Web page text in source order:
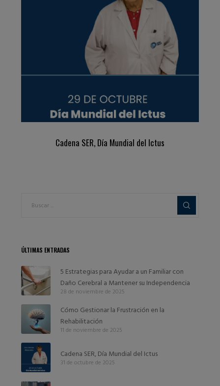
Cadena SER, Día Mundial del Ictus
ÚLTIMAS ENTRADAS
5 Estrategias para Ayudar a un Familiar con
Daño Cerebral a Mantener su Independencia
28 de noviembre de 2025
Cómo Gestionar la Frustración en la
Rehabilitación
11 de noviembre de 2025
Cadena SER, Día Mundial del Ictus
31 de octubre de 2025